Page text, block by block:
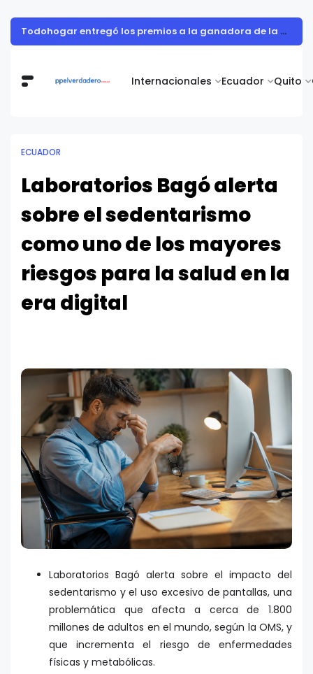
Internacionales Ecuador Quito
Todohogar entregó los premios a la ganadora de la campaña “Puertatlón Futbolero”
ECUADOR
Laboratorios Bagó alerta
sobre el sedentarismo
como uno de los mayores
riesgos para la salud en la
era digital
Laboratorios Bagó alerta sobre el impacto del
sedentarismo y el uso excesivo de pantallas, una
problemática que afecta a cerca de 1.800
millones de adultos en el mundo, según la OMS, y
que incrementa el riesgo de enfermedades
físicas y metabólicas.